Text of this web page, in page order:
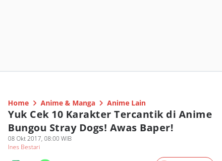
Home Anime & Manga Anime Lain
Yuk Cek 10 Karakter Tercantik di Anime
Bungou Stray Dogs! Awas Baper!
08 Okt 2017, 08:00 WIB
Ines Bestari